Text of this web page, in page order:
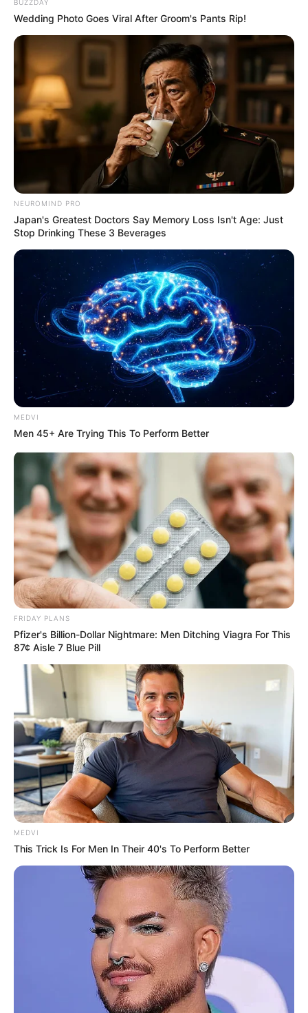
BUZZDAY
Wedding Photo Goes Viral After Groom's Pants Rip!
NEUROMIND PRO
Japan's Greatest Doctors Say Memory Loss Isn't Age: Just
Stop Drinking These 3 Beverages
MEDVI
Men 45+ Are Trying This To Perform Better
FRIDAY PLANS
Pfizer's Billion-Dollar Nightmare: Men Ditching Viagra For This
87¢ Aisle 7 Blue Pill
MEDVI
This Trick Is For Men In Their 40's To Perform Better